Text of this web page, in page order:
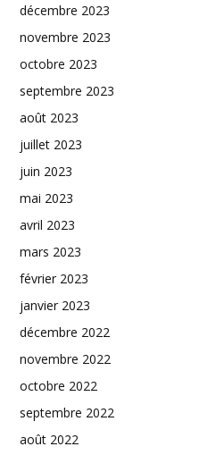
décembre 2023
novembre 2023
octobre 2023
septembre 2023
août 2023
juillet 2023
juin 2023
mai 2023
avril 2023
mars 2023
février 2023
janvier 2023
décembre 2022
novembre 2022
octobre 2022
septembre 2022
août 2022